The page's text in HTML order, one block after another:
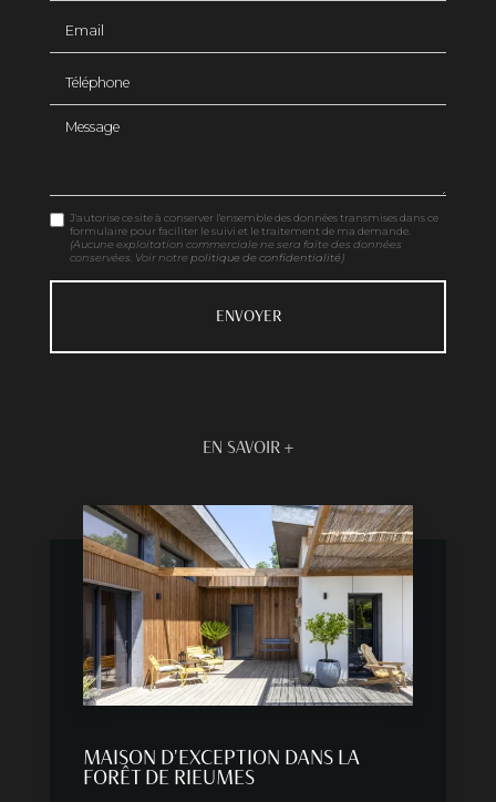
Message
J'autorise ce site à conserver l'ensemble des données transmises dans ce
formulaire pour faciliter le suivi et le traitement de ma demande.
(Aucune exploitation commerciale ne sera faite des données
conservées. Voir notre politique de confidentialité)
EN SAVOIR +
MAISON D'EXCEPTION DANS LA
FORÊT DE RIEUMES